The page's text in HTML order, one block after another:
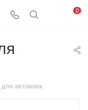
0
автомоек